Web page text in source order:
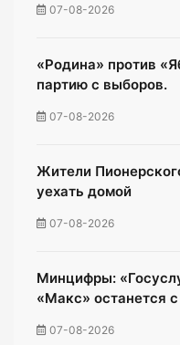
07-08-2026
«Родина» против
партию с выборов.
07-08-2026
Жители
уехать домой
07-08-2026
Минцифры:
«Макс» останется
07-08-2026